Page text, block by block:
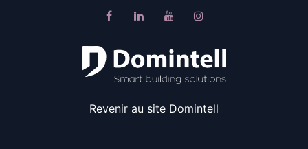
Revenir au site Domintell